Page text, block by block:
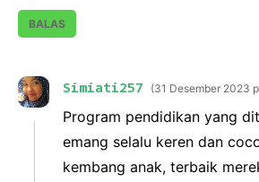
BALAS
Simiati257 31 Desember 2023
Program pendidikan yang
emang selalu keren dan
kembang anak, terbaik